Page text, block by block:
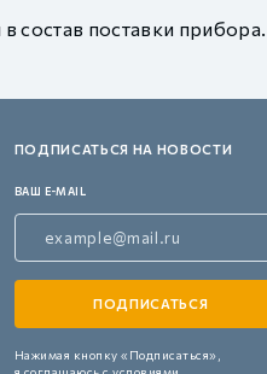
поставки
ПОДПИСАТЬСЯ НА НОВОСТИ
ВАШ E-MAIL
Нажимая кнопку «Подписаться»,
я соглашаюсь с условиями